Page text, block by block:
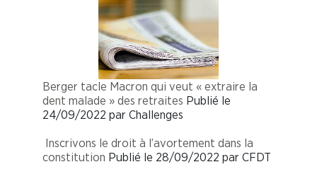
Berger tacle Macron qui veut « extraire la
dent malade » des retraites Publié le
24/09/2022 par Challenges
Inscrivons le droit à l’avortement dans la
constitution Publié le 28/09/2022 par CFDT